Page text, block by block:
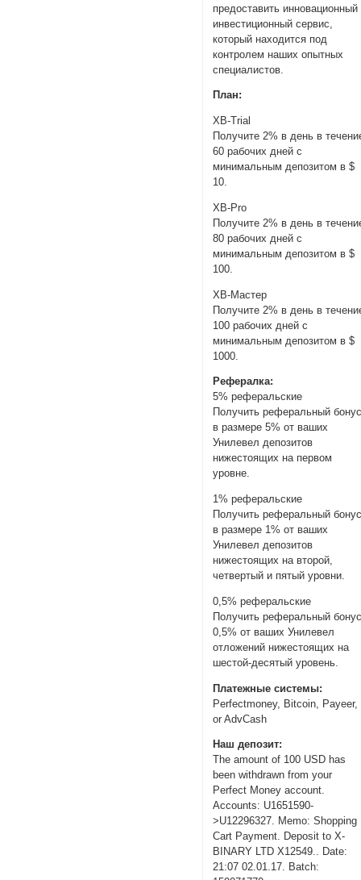
предоставить инновационный
инвестиционный сервис,
который находится под
контролем наших опытных
специалистов.
План:
XB-Trial
Получите 2% в день в
60 рабочих дней с
минимальным депозитом в $
10.
XB-Pro
Получите 2% в день в
80 рабочих дней с
минимальным депозитом в $
100.
XB-Мастер
Получите 2% в день в
100 рабочих дней с
минимальным депозитом в $
1000.
Рефералка:
5% реферальские
Получить реферальный
в размере 5% от ваших
Унилевел депозитов
нижестоящих на первом
уровне.
1% реферальские
Получить реферальный
в размере 1% от ваших
Унилевел депозитов
нижестоящих на второй,
четвертый и пятый уровни.
0,5% реферальские
Получить реферальный
0,5% от ваших Унилевел
отложений нижестоящих на
шестой-десятый уровень.
Платежные системы:
Perfectmoney, Bitcoin, Payeer,
or AdvCash
Наш депозит:
The amount of 100 USD has
been withdrawn from your
Perfect Money account.
Accounts: U1651590-
>U12296327. Memo: Shopping
Cart Payment. Deposit to X-
BINARY LTD X12549.. Date:
21:07 02.01.17. Batch: